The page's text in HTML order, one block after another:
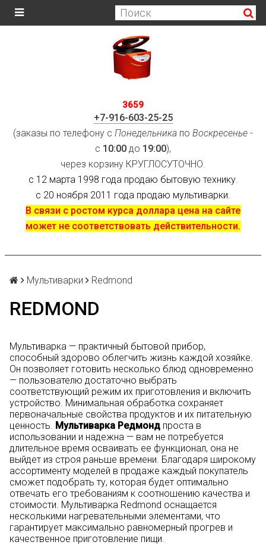
3659
+7-916-603-25-25
(заказы по телефону с Понедельника по Воскресенье -
с 10:00 до 19:00),
через корзину КРУГЛОСУТОЧНО.
с 12 марта 1998 года продаю бытовую технику.
с 20 ноября 2011 года продаю мультиварки.
В связи с ростом курса доллара цена на сайте
может не соответствовать действительности.
Мультиварки Redmond
REDMOND
Мультиварка — практичный бытовой прибор,
способный здорово облегчить жизнь каждой хозяйке.
Он позволяет готовить несколько блюд одновременно
— пользователю достаточно выбрать
соответствующий режим их приготовления и включить
устройство. Минимальная обработка сохраняет
первоначальные свойства продуктов и их питательную
ценность. Мультиварка Редмонд проста в
использовании и надежна — вам не потребуется
длительное время осваивать ее функционал, она не
выйдет из строя раньше времени. Благодаря широкому
ассортименту моделей в продаже каждый покупатель
сможет подобрать ту, которая будет оптимально
отвечать его требованиям к соотношению качества и
стоимости. Мультиварка Redmond оснащается
несколькими нагревательными элементами, что
гарантирует максимально равномерный прогрев и
качественное приготовление пищи.